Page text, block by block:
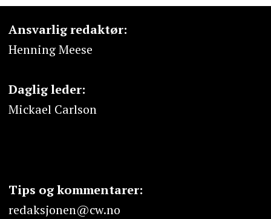
Ansvarlig redaktør:
Henning Meese
Daglig leder:
Mickael Carlson
Tips og kommentarer:
redaksjonen@cw.no